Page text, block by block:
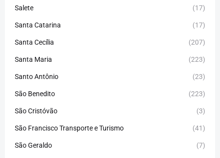
Salete (17)
Santa Catarina (17)
Santa Cecília (207)
Santa Maria (223)
Santo Antônio (23)
São Benedito (223)
São Cristóvão (3)
São Francisco Transporte e Turismo (41)
São Geraldo (7)